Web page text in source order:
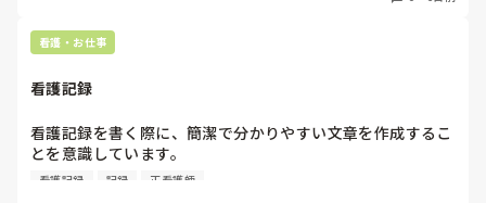
看護・お仕事
看護記録
看護記録を書く際に、簡潔で分かりやすい文章を作成するこ
とを意識しています。
しかし忙しい日は、必要な情報を漏れなく記録することとの
看護記録 記録 正看護師